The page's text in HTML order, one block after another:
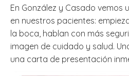
En González y Casado vemos
en nuestros pacientes:
la boca, hablan con más
imagen de cuidado y salud.
una carta de presentación